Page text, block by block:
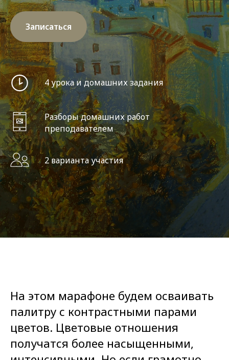
Записаться
4 урока и домашних задания
Разборы домашних работ
преподавателем
2 варианта участия
На этом марафоне будем осваивать
палитру с контрастными парами
цветов. Цветовые отношения
получатся более насыщенными,